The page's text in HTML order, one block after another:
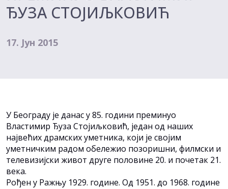
ЂУЗА СТОЈИЉКОВИЋ
17. Јун 2015
У Београду је данас у 85. години преминуо
Властимир Ђуза Стојиљковић, један од наших
највећих драмских уметника, који је својим
уметничким радом обележио позоришни, филмски и
телевизијски живот друге половине 20. и почетак 21.
века.
Рођен у Ражњу 1929. године. Од 1951. до 1968. године